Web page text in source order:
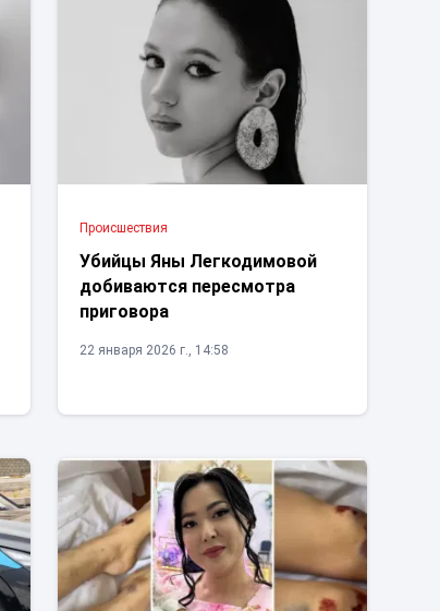
Проиcшествия
Убийцы Яны Легкодимовой
добиваются пересмотра
приговора
22 января 2026 г., 14:58